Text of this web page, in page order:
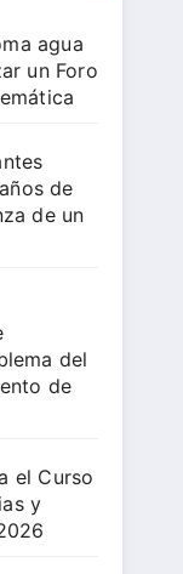
agua
un Foro
de
de un
del
de
el Curso
y